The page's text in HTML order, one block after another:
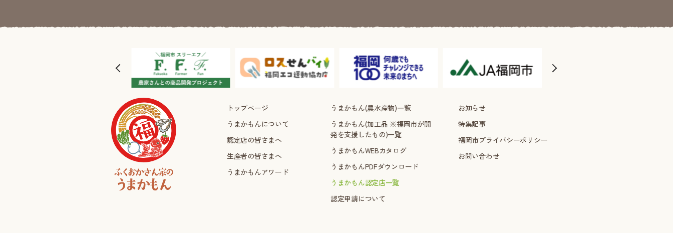
トップページ
うまかもんについて
認定店の皆さまへ
生産者の皆さまへ
うまかもんアワード
うまかもん(農水産物)一覧
うまかもん(加工品 ※福岡市が開
発を支援したもの)一覧
うまかもんWEBカタログ
うまかもんPDFダウンロード
うまかもん認定店一覧
認定申請について
お知らせ
特集記事
福岡市プライバシーポリシー
お問い合わせ